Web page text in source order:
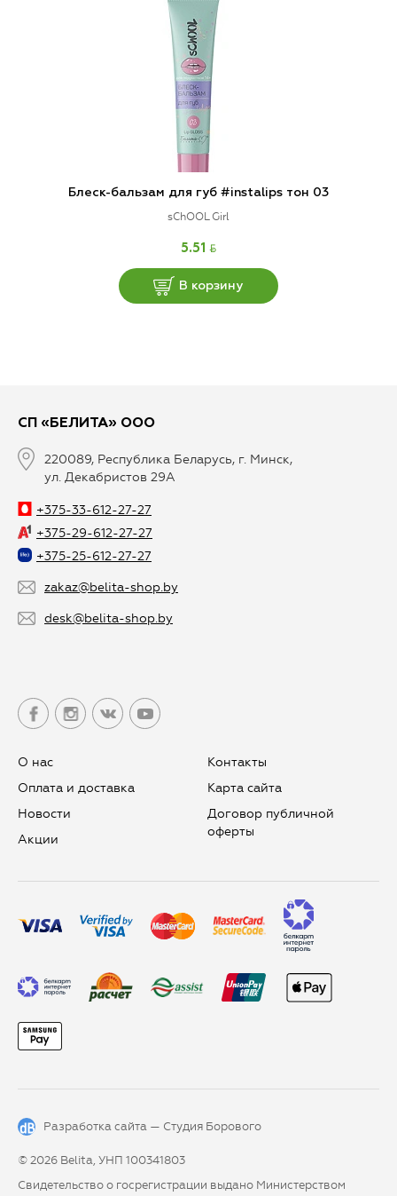
Блеск-бальзам для губ #instalips тон 03
sChOOL Girl
5.51 BYN
В корзину
СП «БЕЛИТА» ООО
220089, Республика Беларусь, г. Минск,
ул. Декабристов 29А
+375-33-612-27-27
+375-29-612-27-27
+375-25-612-27-27
zakaz@belita-shop.by
desk@belita-shop.by
О нас
Оплата и доставка
Новости
Aкции
Контакты
Карта сайта
Договор публичной
оферты
Разработка сайта — Студия Борового
© 2026 Belita, УНП 100341803
Свидетельство о госрегистрации выдано Министерством